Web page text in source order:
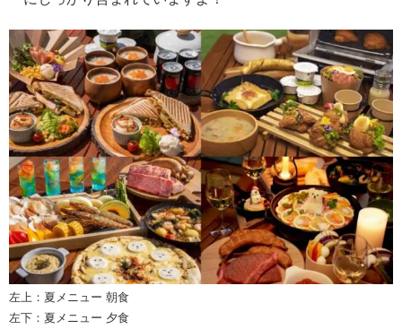
左上：夏メニュー 朝食
左下：夏メニュー 夕食